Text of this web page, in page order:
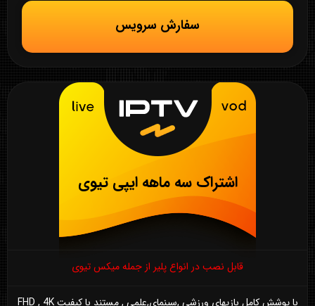
سفارش سرویس
اشتراک سه ماهه ایپی تیوی
قابل نصب در انواع پلیر از جمله میکس تیوی
با پوشش کامل بازیهای ورزشی ,سینمای,علمی , مستند با کیفیت FHD , 4K